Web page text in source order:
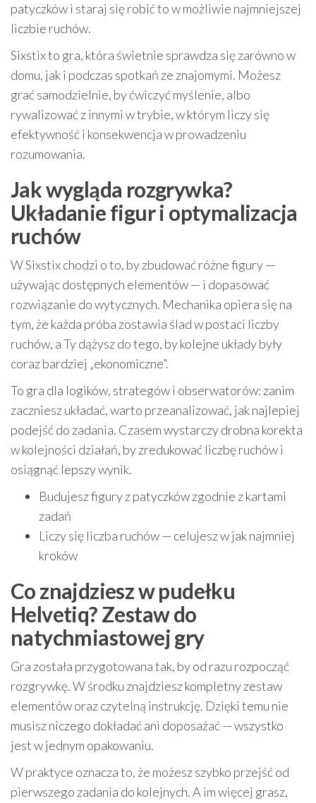
patyczków i staraj się robić to w możliwie najmniejszej
liczbie ruchów.
Sixstix to gra, która świetnie sprawdza się zarówno w
domu, jak i podczas spotkań ze znajomymi. Możesz
grać samodzielnie, by ćwiczyć myślenie, albo
rywalizować z innymi w trybie, w którym liczy się
efektywność i konsekwencja w prowadzeniu
rozumowania.
Jak wygląda rozgrywka?
Układanie figur i optymalizacja
ruchów
W Sixstix chodzi o to, by zbudować różne figury —
używając dostępnych elementów — i dopasować
rozwiązanie do wytycznych. Mechanika opiera się na
tym, że każda próba zostawia ślad w postaci liczby
ruchów, a Ty dążysz do tego, by kolejne układy były
coraz bardziej „ekonomiczne”.
To gra dla logików, strategów i obserwatorów: zanim
zaczniesz układać, warto przeanalizować, jak najlepiej
podejść do zadania. Czasem wystarczy drobna korekta
w kolejności działań, by zredukować liczbę ruchów i
osiągnąć lepszy wynik.
Budujesz figury z patyczków zgodnie z kartami
zadań
Liczy się liczba ruchów — celujesz w jak najmniej
kroków
Co znajdziesz w pudełku
Helvetiq? Zestaw do
natychmiastowej gry
Gra została przygotowana tak, by od razu rozpocząć
rozgrywkę. W środku znajdziesz kompletny zestaw
elementów oraz czytelną instrukcję. Dzięki temu nie
musisz niczego dokładać ani doposażać — wszystko
jest w jednym opakowaniu.
W praktyce oznacza to, że możesz szybko przejść od
pierwszego zadania do kolejnych. A im więcej grasz,